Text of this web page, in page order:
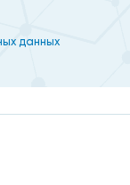
данных